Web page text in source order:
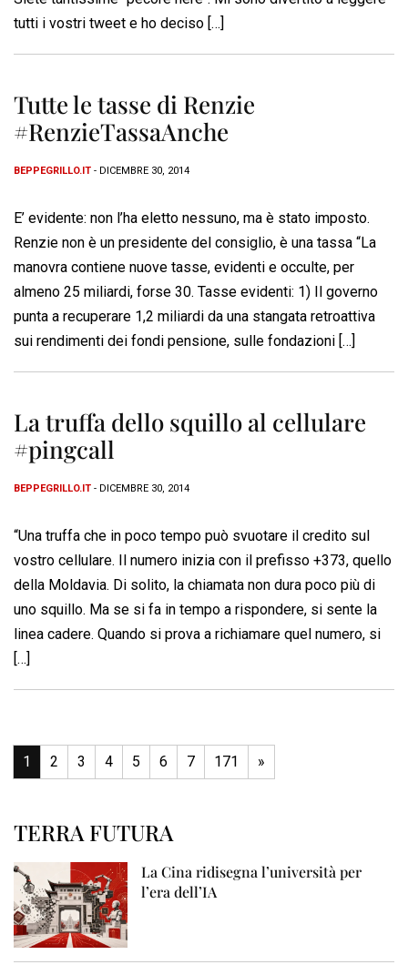
tutti i vostri tweet e ho deciso […]
Tutte le tasse di Renzie
#RenzieTassaAnche
BEPPEGRILLO.IT - DICEMBRE 30, 2014
E’ evidente: non l’ha eletto nessuno, ma è stato imposto.
Renzie non è un presidente del consiglio, è una tassa “La
manovra contiene nuove tasse, evidenti e occulte, per
almeno 25 miliardi, forse 30. Tasse evidenti: 1) Il governo
punta a recuperare 1,2 miliardi da una stangata retroattiva
sui rendimenti dei fondi pensione, sulle fondazioni […]
La truffa dello squillo al cellulare
#pingcall
BEPPEGRILLO.IT - DICEMBRE 30, 2014
“Una truffa che in poco tempo può svuotare il credito sul
vostro cellulare. Il numero inizia con il prefisso +373, quello
della Moldavia. Di solito, la chiamata non dura poco più di
uno squillo. Ma se si fa in tempo a rispondere, si sente la
linea cadere. Quando si prova a richiamare quel numero, si
[…]
1 2 3 4 5 6 7 171 »
TERRA FUTURA
La Cina ridisegna l’università per
l’era dell’IA